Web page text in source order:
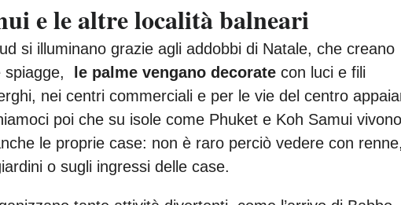
e le altre località balneari
si illuminano grazie agli addobbi di Natale, che creano
le palme vengano decorate con luci e fili
nei centri commerciali e per le vie del centro
poi che su isole come Phuket e Koh Samui vivono
le proprie case: non è raro perciò vedere con renne,
o sugli ingressi delle case.